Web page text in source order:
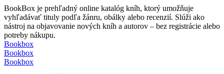
BookBox je prehľadný online katalóg kníh, ktorý umožňuje
vyhľadávať tituly podľa žánru, obálky alebo recenzií. Slúži ako
nástroj na objavovanie nových kníh a autorov – bez registrácie alebo
potreby nákupu.
Bookbox
Bookbox
Bookbox